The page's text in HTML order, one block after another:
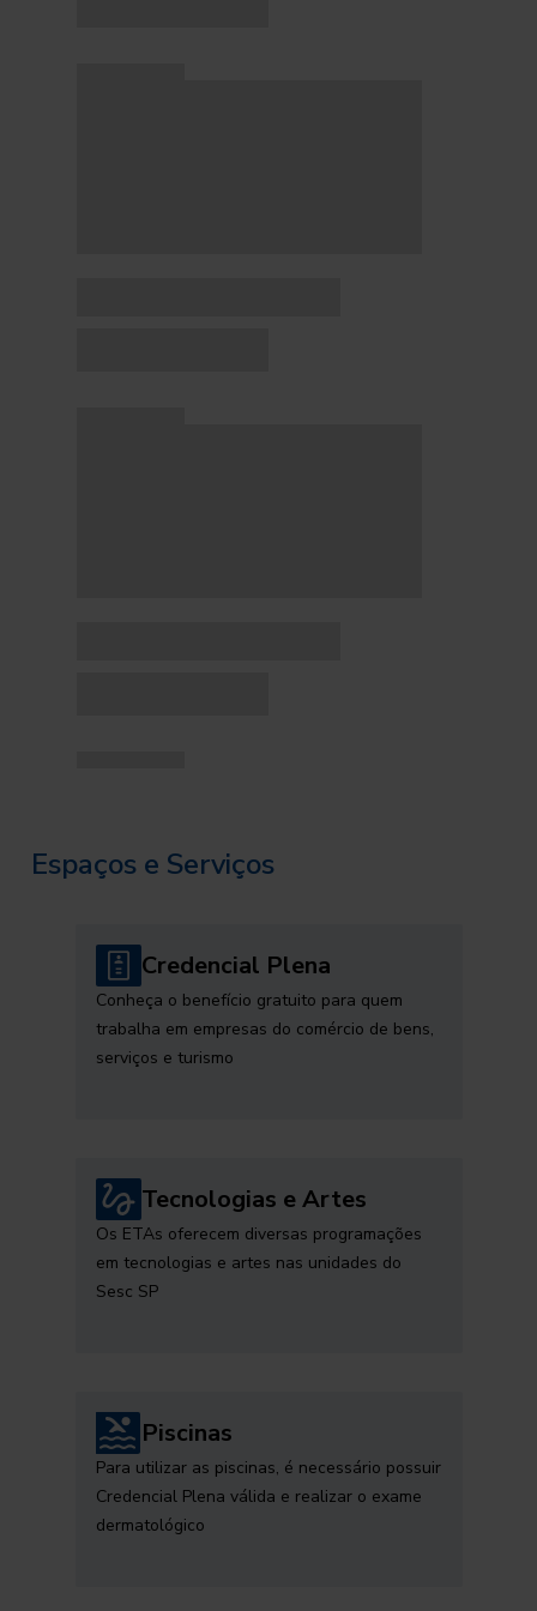
Espaços e Serviços
Credencial Plena
Conheça o benefício gratuito para quem
trabalha em empresas do comércio de bens,
serviços e turismo
Tecnologias e Artes
Os ETAs oferecem diversas programações
em tecnologias e artes nas unidades do
Sesc SP
Piscinas
Para utilizar as piscinas, é necessário possuir
Credencial Plena válida e realizar o exame
dermatológico